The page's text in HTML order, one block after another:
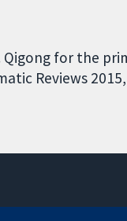
Qigong for the
Reviews 2015,